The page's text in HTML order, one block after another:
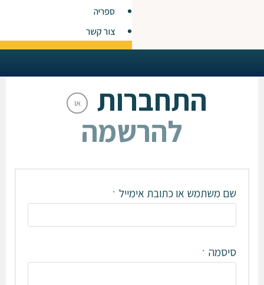
ספריה
צור קשר
התחברות או
להרשמה
שם משתמש או כתובת אימייל *
סיסמה *